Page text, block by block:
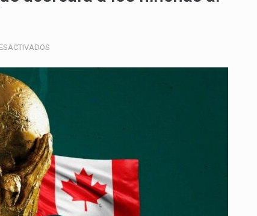
FÚTBOL
LLEGA
A
COLOMBIA
ANTES
DEL
MUNDIAL
2026